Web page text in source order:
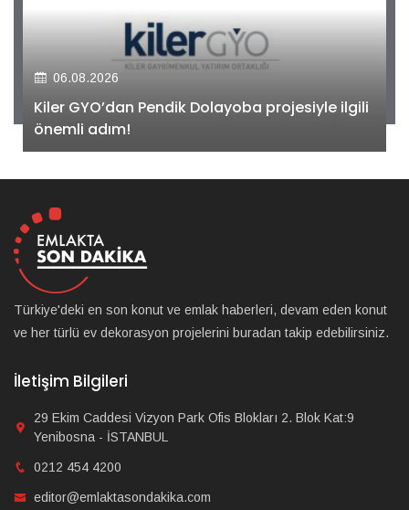
06.08.2026
Kiler GYO’dan Pendik Dolayoba projesiyle ilgili
önemli adım!
Türkiye'deki en son konut ve emlak haberleri, devam eden konut
ve her türlü ev dekorasyon projelerini buradan takip edebilirsiniz.
İletişim Bilgileri
29 Ekim Caddesi Vizyon Park Ofis Blokları 2. Blok Kat:9
Yenibosna - İSTANBUL
0212 454 4200
editor@emlaktasondakika.com